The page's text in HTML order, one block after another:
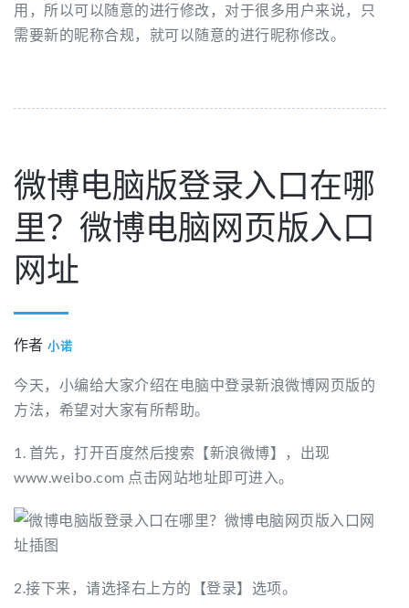
用，所以可以随意的进行修改，对于很多用户来说，只
需要新的昵称合规，就可以随意的进行昵称修改。
微博电脑版登录入口在哪
里？微博电脑网页版入口
网址
作者 小诺
今天，小编给大家介绍在电脑中登录新浪微博网页版的
方法，希望对大家有所帮助。
1. 首先，打开百度然后搜索【新浪微博】，出现
www.weibo.com 点击网站地址即可进入。
2.接下来，请选择右上方的【登录】选项。